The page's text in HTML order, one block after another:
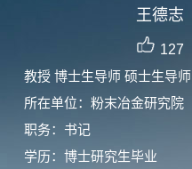
王德志
127
教授 博士生导师 硕士生导师
所在单位：粉末冶金研究院
职务：书记
学历：博士研究生毕业